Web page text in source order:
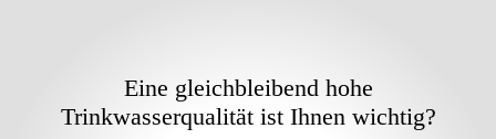
Eine gleichbleibend hohe
Trinkwasserqualität ist Ihnen wichtig?